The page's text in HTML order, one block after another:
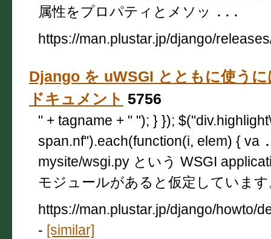
属性をプロパティとメソッ
...
https://man.plustar.jp/django/
Django を uWSGI とともに使う
ドキュメント 5756
" + tagname + " "); } });
span.nf").each(function(i, elem) { va
mysite/wsgi.py という WSGI
モジュールがあると仮定していま
https://man.plustar.jp/django/howto/
- [similar]